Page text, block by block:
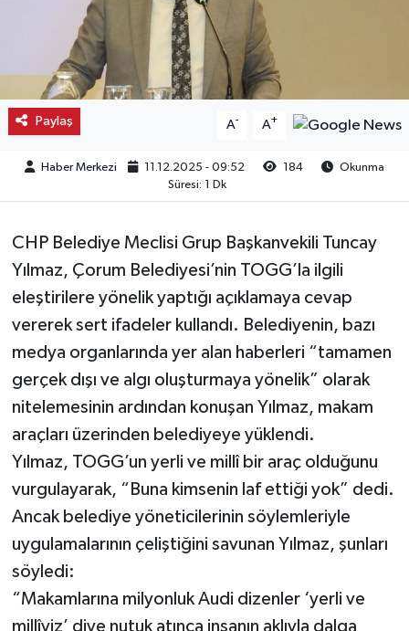
Paylaş A- A+
Haber Merkezi 11.12.2025 - 09:52 184
Okunma
Süresi: 1 Dk
CHP Belediye Meclisi Grup Başkanvekili Tuncay
Yılmaz, Çorum Belediyesi’nin TOGG’la ilgili
eleştirilere yönelik yaptığı açıklamaya cevap
vererek sert ifadeler kullandı. Belediyenin, bazı
medya organlarında yer alan haberleri “tamamen
gerçek dışı ve algı oluşturmaya yönelik” olarak
nitelemesinin ardından konuşan Yılmaz, makam
araçları üzerinden belediyeye yüklendi.
Yılmaz, TOGG’un yerli ve millî bir araç olduğunu
vurgulayarak, “Buna kimsenin laf ettiği yok” dedi.
Ancak belediye yöneticilerinin söylemleriyle
uygulamalarının çeliştiğini savunan Yılmaz, şunları
söyledi:
“Makamlarına milyonluk Audi dizenler ‘yerli ve
millîyiz’ diye nutuk atınca insanın aklıyla dalga
Laçin
Mecitözü
Oğuzlar
Osmancık
Sungurlu
Uğurludağ